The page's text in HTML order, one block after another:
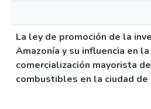
La ley de promoción de la
Amazonía y su influencia en la
comercialización mayorista de
combustibles en la ciudad de